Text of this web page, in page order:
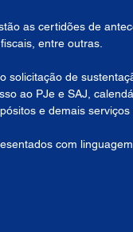
as certidões de
entre outras.
solicitação de
ao PJe e SAJ,
e demais serviços
com